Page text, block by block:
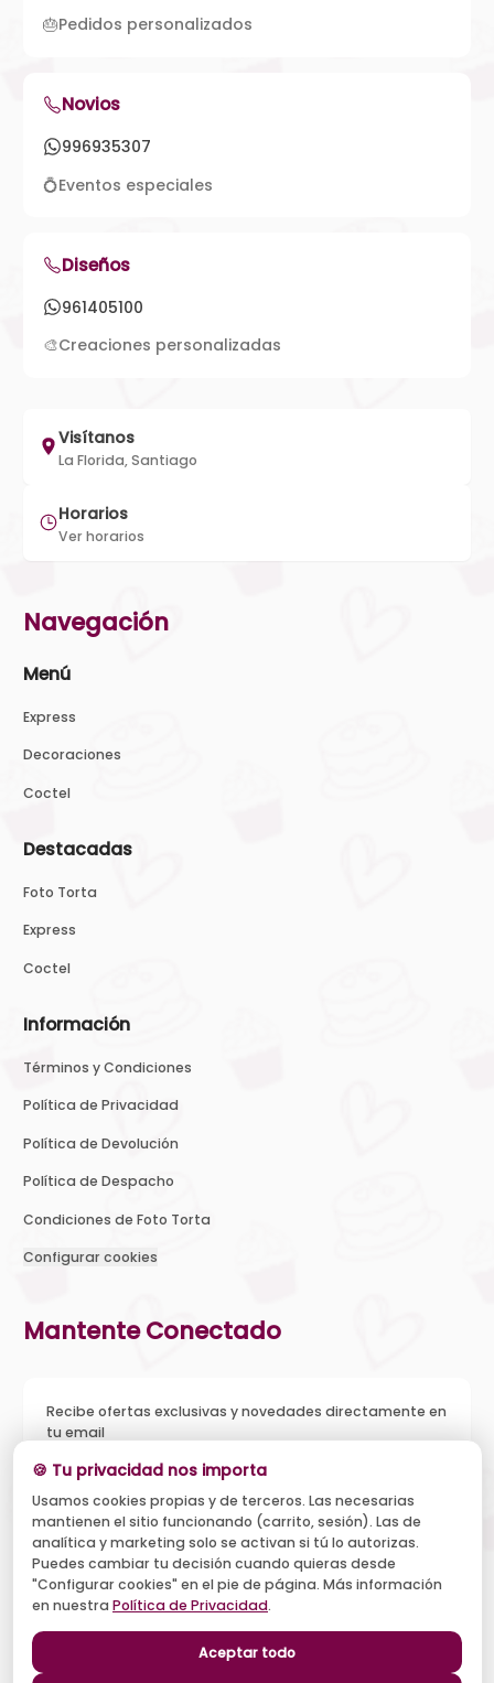
🎂Pedidos personalizados
Novios
996935307
💍Eventos especiales
Diseños
961405100
🎨Creaciones personalizadas
Visítanos
La Florida, Santiago
Horarios
Ver horarios
Navegación
Menú
Express
Decoraciones
Coctel
Destacadas
Foto Torta
Express
Coctel
Información
Términos y Condiciones
Política de Privacidad
Política de Devolución
Política de Despacho
Condiciones de Foto Torta
Configurar cookies
Mantente Conectado
Recibe ofertas exclusivas y novedades directamente en
tu email
Acepto recibir novedades y ofertas, y el tratamiento de mi
email según la Política de Privacidad . Puedo darme de baja
cuando quiera.
Suscribirse
🍪 Tu privacidad nos importa
Usamos cookies propias y de terceros. Las necesarias
mantienen el sitio funcionando (carrito, sesión). Las de
analítica y marketing solo se activan si tú lo autorizas.
Puedes cambiar tu decisión cuando quieras desde
"Configurar cookies" en el pie de página. Más información
en nuestra Política de Privacidad.
Aceptar todo